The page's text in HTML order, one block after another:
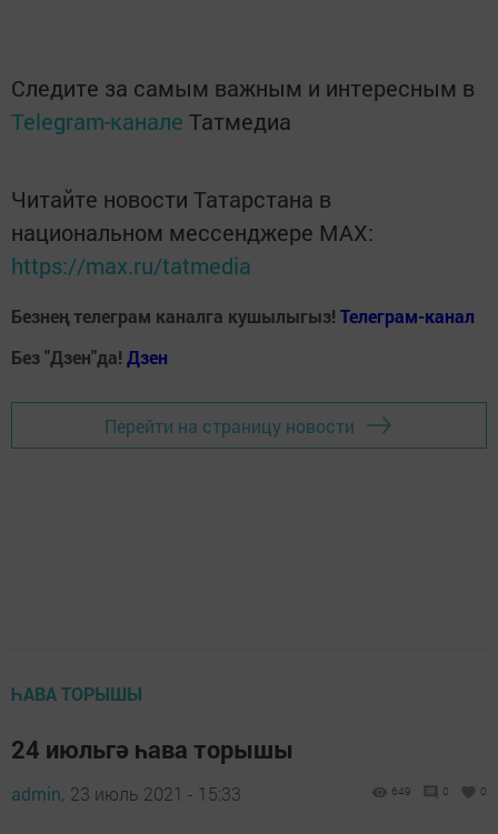
Следите за самым важным и интересным в
Telegram-канале Татмедиа
Читайте новости Татарстана в
национальном мессенджере MАХ:
https://max.ru/tatmedia
Безнең телеграм каналга кушылыгыз! Телеграм-канал
Без "Дзен"да! Дзен
Перейти на страницу новости
ҺАВА ТОРЫШЫ
24 июльгә һава торышы
admin, 23 июль 2021 - 15:33 649 0 0